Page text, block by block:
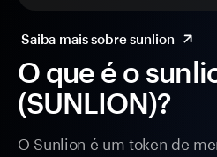
O que é o
(SUNLION)?
O Sunlion é um token de
Saiba mais sobre sunlion